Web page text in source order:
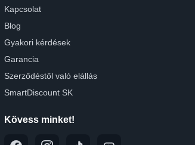
Kapcsolat
Blog
Gyakori kérdések
Garancia
Szerződéstől való elállás
SmartDiscount SK
Kövess minket!